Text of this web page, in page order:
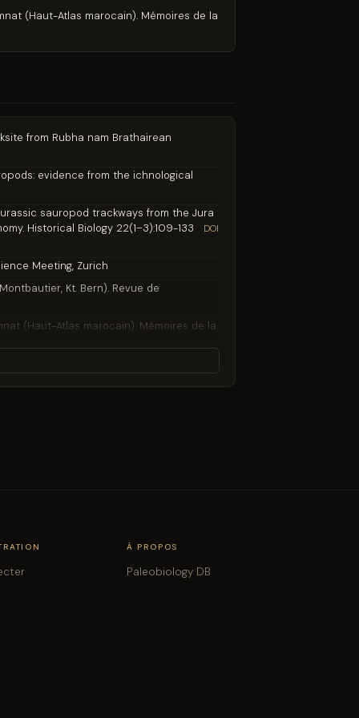
(Haut-Atlas marocain). Mémoires de la
from Rubha nam Brathairean
evidence from the ichnological
sauropod trackways from the Jura
Historical Biology 22(1–3):109-133
DOI
Meeting, Zurich
Kt. Bern). Revue de
(Haut-Atlas marocain). Mémoires de la
À PROPOS
Paleobiology DB